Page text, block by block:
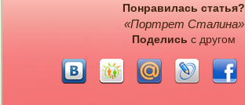
Понравилась статья?
«Портрет Сталина»
Поделись с другом